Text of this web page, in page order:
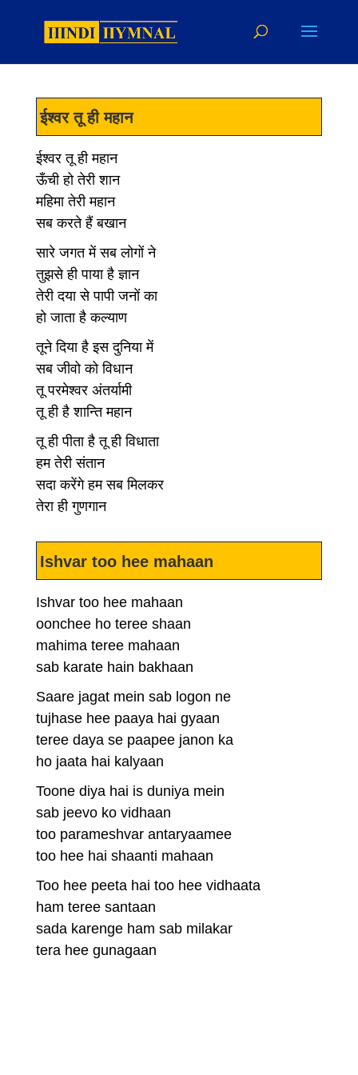
ईश्वर तू ही महान
ईश्वर तू ही महान
ऊँची हो तेरी शान
महिमा तेरी महान
सब करते हैं बखान
सारे जगत में सब लोगों ने
तुझसे ही पाया है ज्ञान
तेरी दया से पापी जनों का
हो जाता है कल्याण
तूने दिया है इस दुनिया में
सब जीवो को विधान
तू परमेश्वर अंतर्यामी
तू ही है शान्ति महान
तू ही पीता है तू ही विधाता
हम तेरी संतान
सदा करेंगे हम सब मिलकर
तेरा ही गुणगान
Ishvar too hee mahaan
Ishvar too hee mahaan
oonchee ho teree shaan
mahima teree mahaan
sab karate hain bakhaan
Saare jagat mein sab logon ne
tujhase hee paaya hai gyaan
teree daya se paapee janon ka
ho jaata hai kalyaan
Toone diya hai is duniya mein
sab jeevo ko vidhaan
too parameshvar antaryaamee
too hee hai shaanti mahaan
Too hee peeta hai too hee vidhaata
ham teree santaan
sada karenge ham sab milakar
tera hee gunagaan